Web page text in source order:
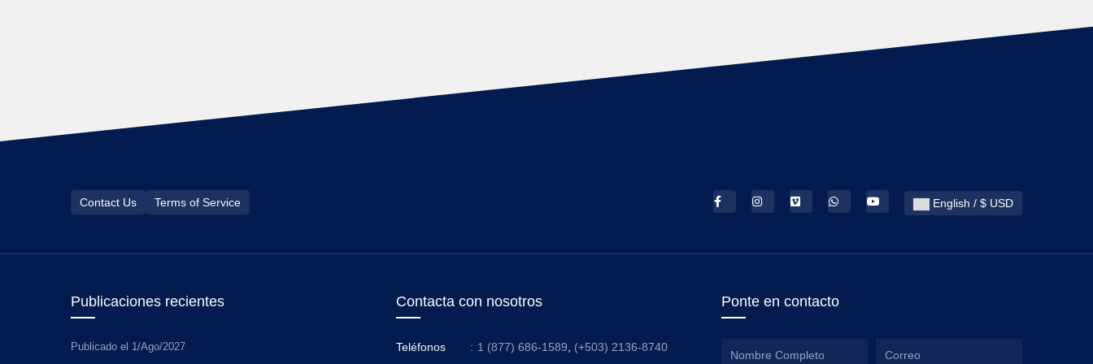
English / $ USD
Contact Us Terms of Service
Publicaciones recientes
Publicado el 1/Ago/2027
Contacta con nosotros
Teléfonos : 1 (877) 686-1589 (+503) 2136-8740
Ponte en contacto